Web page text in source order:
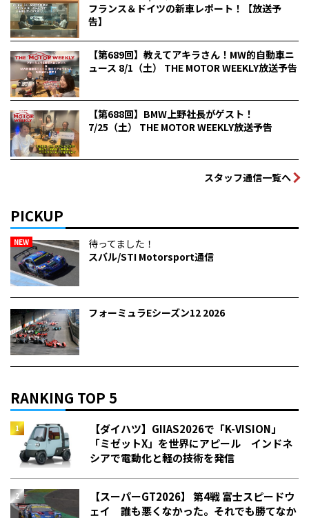
フランス＆ドイツの新車レポート！【放送予
告】
【第689回】教えてアキラさん！MW的自動車ニ
ュース 8/1（土） THE MOTOR WEEKLY放送予告
【第688回】BMW上野社長がゲスト！
7/25（土） THE MOTOR WEEKLY放送予告
スタッフ通信一覧へ
PICKUP
NEW
待ってました！
スバル/STI Motorsport通信
フォーミュラEシーズン12 2026
RANKING TOP 5
【ダイハツ】GIIAS2026で「K-VISION」
「ミゼットX」を世界にアピール インドネ
シアで電動化と軽の技術を発信
【スーパーGT2026】 第4戦 富士スピードウ
ェイ 誰も悪くなかった。それでも勝てなか